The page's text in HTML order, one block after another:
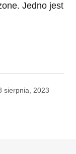
Jedno jest
sierpnia, 2023